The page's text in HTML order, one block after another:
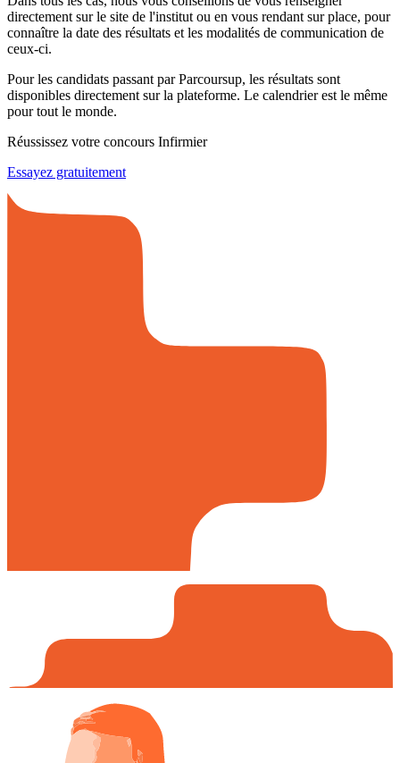
directement sur le site de l'institut ou en vous rendant sur place, pour
connaître la date des résultats et les modalités de communication de
ceux-ci.
Pour les candidats passant par Parcoursup, les résultats sont
disponibles directement sur la plateforme. Le calendrier est le même
pour tout le monde.
Réussissez votre concours Infirmier
Essayez gratuitement